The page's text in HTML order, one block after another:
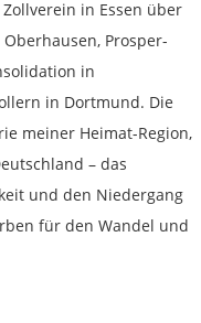
in Essen über
Prosper-
in
in Dortmund. Die
meiner Heimat-Region,
– das
und den Niedergang
für den Wandel und